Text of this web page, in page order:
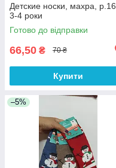
Детские носки, махра, р.16,
3-4 роки
Готово до відправки
66,50 ₴ 70 ₴
Купити
–5%